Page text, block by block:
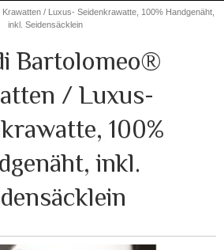
/ Luxus- Seidenkrawatte, 100% Handgenäht,
inkl. Seidensäcklein
Bartolomeo®
/ Luxus-
100%
inkl.